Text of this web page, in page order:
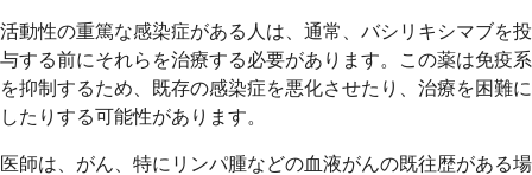
活動性の重篤な感染症がある人は、通常、バシリキシマブを投
与する前にそれらを治療する必要があります。この薬は免疫系
を抑制するため、既存の感染症を悪化させたり、治療を困難に
したりする可能性があります。
医師は、がん、特にリンパ腫などの血液がんの既往歴がある場